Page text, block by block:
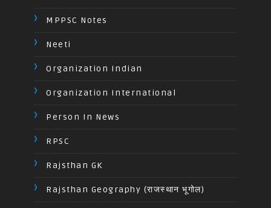
MPPSC Notes
Neeti
Organization Indian
Organization International
Person In News
RPSC
Rajsthan GK
Rajsthan Geography (राजस्थान भूगोल)